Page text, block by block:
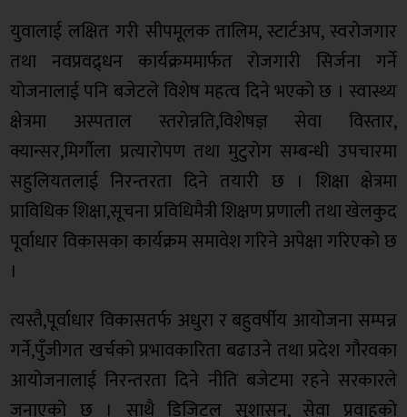
युवालाई लक्षित गरी सीपमूलक तालिम, स्टार्टअप, स्वरोजगार
तथा नवप्रवद्र्धन कार्यक्रममार्फत रोजगारी सिर्जना गर्ने
योजनालाई पनि बजेटले विशेष महत्व दिने भएको छ । स्वास्थ्य
क्षेत्रमा अस्पताल स्तरोन्नति,विशेषज्ञ सेवा विस्तार,
क्यान्सर,मिर्गौला प्रत्यारोपण तथा मुटुरोग सम्बन्धी उपचारमा
सहुलियतलाई निरन्तरता दिने तयारी छ । शिक्षा क्षेत्रमा
प्राविधिक शिक्षा,सूचना प्रविधिमैत्री शिक्षण प्रणाली तथा खेलकुद
पूर्वाधार विकासका कार्यक्रम समावेश गरिने अपेक्षा गरिएको छ
।
त्यस्तै,पूर्वाधार विकासतर्फ अधुरा र बहुवर्षीय आयोजना सम्पन्न
गर्ने,पुँजीगत खर्चको प्रभावकारिता बढाउने तथा प्रदेश गौरवका
आयोजनालाई निरन्तरता दिने नीति बजेटमा रहने सरकारले
जनाएको छ । साथै डिजिटल सुशासन, सेवा प्रवाहको